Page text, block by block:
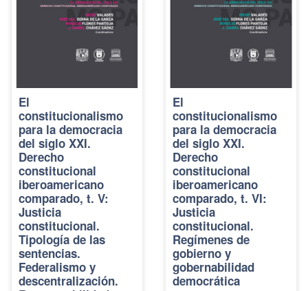
El
constitucionalismo
para la democracia
del siglo XXI.
Derecho
constitucional
iberoamericano
comparado, t. V:
Justicia
constitucional.
Tipología de las
sentencias.
Federalismo y
descentralización.
El
constitucionalismo
para la democracia
del siglo XXI.
Derecho
constitucional
iberoamericano
comparado, t. VI:
Justicia
constitucional.
Regímenes de
gobierno y
gobernabilidad
democrática